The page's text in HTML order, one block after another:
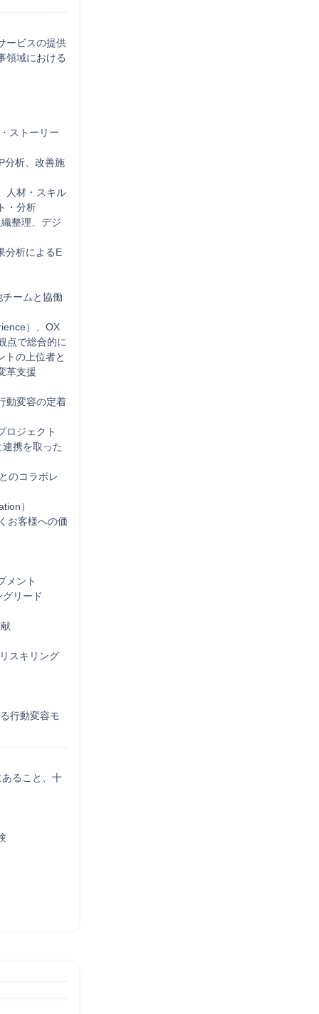
ービスの提供
領域における
ストーリー
分析、改善施
人材・スキル
・分析
整理、デジ
分析によるE
ームと協働
）、OX
点で総合的に
トの上位者と
革支援
動変容の定着
ロジェクト
携を取った
のコラボレ
）
お客様への価
メント
リード
行動変容モ
ること、十